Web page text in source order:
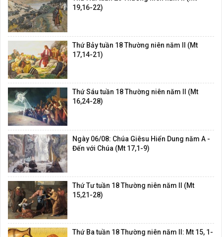
19,16-22)
Thứ Bảy tuần 18 Thường niên năm II (Mt
17,14-21)
Thứ Sáu tuần 18 Thường niên năm II (Mt
16,24-28)
Ngày 06/08: Chúa Giêsu Hiển Dung năm A -
Đến với Chúa (Mt 17,1-9)
Thứ Tư tuần 18 Thường niên năm II (Mt
15,21-28)
Thứ Ba tuần 18 Thường niên năm II: Mt 15, 1-